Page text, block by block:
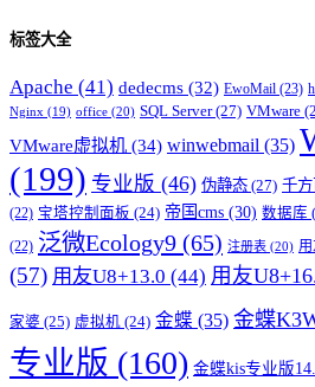
标签大全
Apache (41) dedecms (32) EwoMail (23)
Nginx (19) office (20) SQL Server(27) VMware
VMware虚拟机 (34) winwebmail (35)
(199) 专业版 (46) 伪静态 (27) 千方
(22) 宝塔控制面板 (24) 帝国cms (30) 数据库
(22) 泛微Ecology9 (65) 注册表 (20) 用
(57) 用友U8+13.0 (44) 用友
家婆 (25) 虚拟机 (24) 金蝶 (35) 金蝶
专业版 (160) 金蝶kis专业版